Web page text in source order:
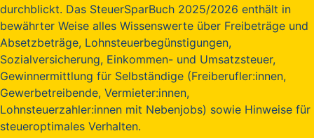
durchblickt. Das SteuerSparBuch 2025/2026 enthält in
bewährter Weise alles Wissenswerte über Freibeträge und
Absetzbeträge, Lohnsteuerbegünstigungen,
Sozialversicherung, Einkommen- und Umsatzsteuer,
Gewinnermittlung für Selbständige (Freiberufler:innen,
Gewerbetreibende, Vermieter:innen,
Lohnsteuerzahler:innen mit Nebenjobs) sowie Hinweise für
steueroptimales Verhalten.